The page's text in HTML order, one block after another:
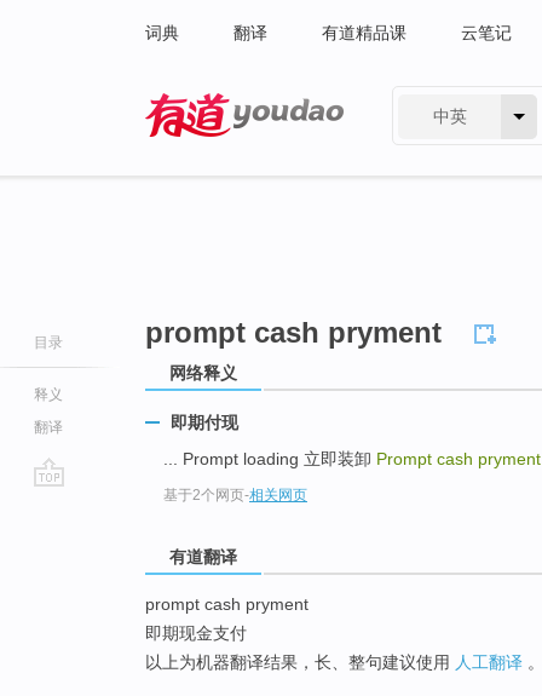
词典 翻译 有道精品课 云笔记
中英
目录
释义
翻译
prompt cash pryment
网络释义
即期付现
... Prompt loading 立即装卸 Prompt cash
基于2个网页-相关网页
有道翻译
prompt cash pryment
即期现金支付
以上为机器翻译结果，长、整句建议使用 人工翻译